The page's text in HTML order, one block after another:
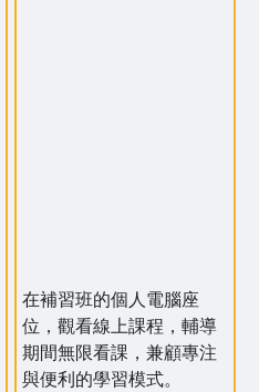
在補習班的個人電腦座
位，觀看線上課程，輔導
期間無限看課，兼顧專注
與便利的學習模式。